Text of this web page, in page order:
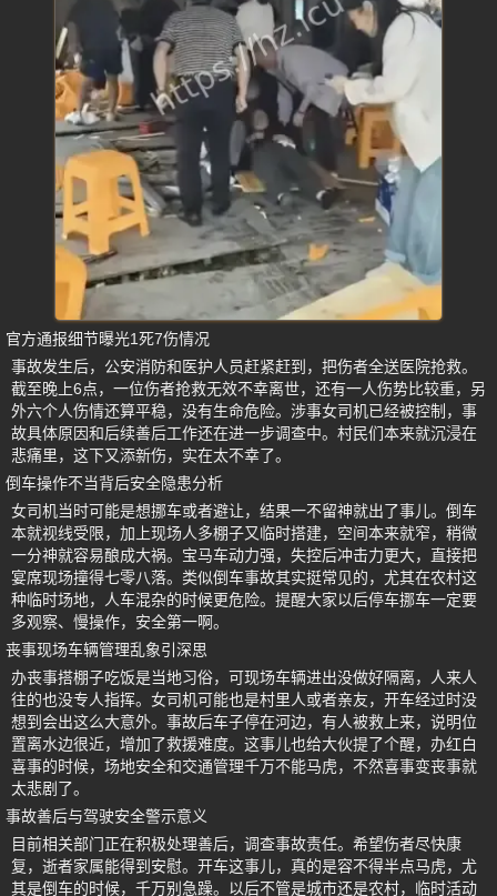
官方通报细节曝光1死7伤情况
事故发生后，公安消防和医护人员赶紧赶到，把伤者全送医院抢救。
截至晚上6点，一位伤者抢救无效不幸离世，还有一人伤势比较重，另
外六个人伤情还算平稳，没有生命危险。涉事女司机已经被控制，事
故具体原因和后续善后工作还在进一步调查中。村民们本来就沉浸在
悲痛里，这下又添新伤，实在太不幸了。
倒车操作不当背后安全隐患分析
女司机当时可能是想挪车或者避让，结果一不留神就出了事儿。倒车
本就视线受限，加上现场人多棚子又临时搭建，空间本来就窄，稍微
一分神就容易酿成大祸。宝马车动力强，失控后冲击力更大，直接把
宴席现场撞得七零八落。类似倒车事故其实挺常见的，尤其在农村这
种临时场地，人车混杂的时候更危险。提醒大家以后停车挪车一定要
多观察、慢操作，安全第一啊。
丧事现场车辆管理乱象引深思
办丧事搭棚子吃饭是当地习俗，可现场车辆进出没做好隔离，人来人
往的也没专人指挥。女司机可能也是村里人或者亲友，开车经过时没
想到会出这么大意外。事故后车子停在河边，有人被救上来，说明位
置离水边很近，增加了救援难度。这事儿也给大伙提了个醒，办红白
喜事的时候，场地安全和交通管理千万不能马虎，不然喜事变丧事就
太悲剧了。
事故善后与驾驶安全警示意义
目前相关部门正在积极处理善后，调查事故责任。希望伤者尽快康
复，逝者家属能得到安慰。开车这事儿，真的是容不得半点马虎，尤
其是倒车的时候，千万别急躁。以后不管是城市还是农村，临时活动